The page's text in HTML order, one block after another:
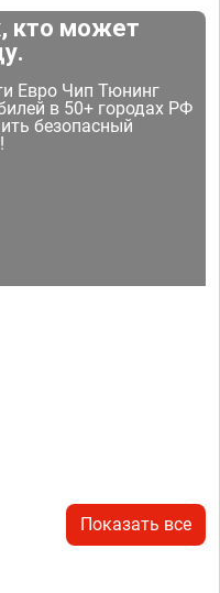
кто может
Евро Чип Тюнинг
в 50+ городах РФ
безопасный
Показать все